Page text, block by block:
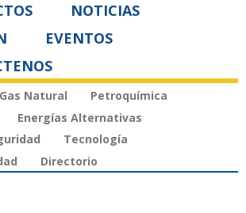
NOTICIAS
EVENTOS
Gas Natural
Petroquímica
Energías Alternativas
Tecnología
Directorio